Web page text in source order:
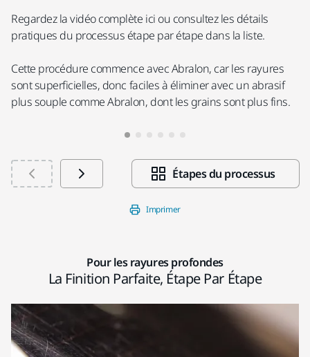
Regardez la vidéo complète ici ou consultez les détails
pratiques du processus étape par étape dans la liste.
Cette procédure commence avec Abralon, car les rayures
sont superficielles, donc faciles à éliminer avec un abrasif
plus souple comme Abralon, dont les grains sont plus fins.
Étapes du processus
Imprimer
Pour les rayures profondes
La Finition Parfaite, Étape Par Étape